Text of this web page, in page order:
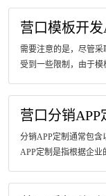
营口模板开
需要注意的是，尽管
受到一些限制，由于
营口分销
分销APP定制通常包
APP定制是指根据企业